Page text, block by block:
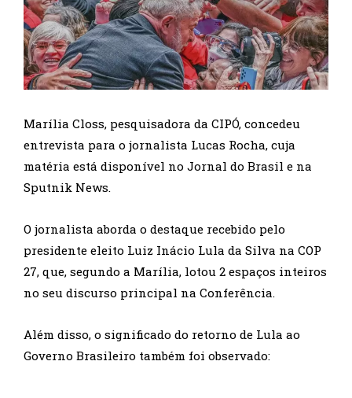
Marília Closs, pesquisadora da CIPÓ, concedeu
entrevista para o jornalista Lucas Rocha, cuja
matéria está disponível no Jornal do Brasil e na
Sputnik News.
O jornalista aborda o destaque recebido pelo
presidente eleito Luiz Inácio Lula da Silva na COP
27, que, segundo a Marília, lotou 2 espaços inteiros
no seu discurso principal na Conferência.
Além disso, o significado do retorno de Lula ao
Governo Brasileiro também foi observado: